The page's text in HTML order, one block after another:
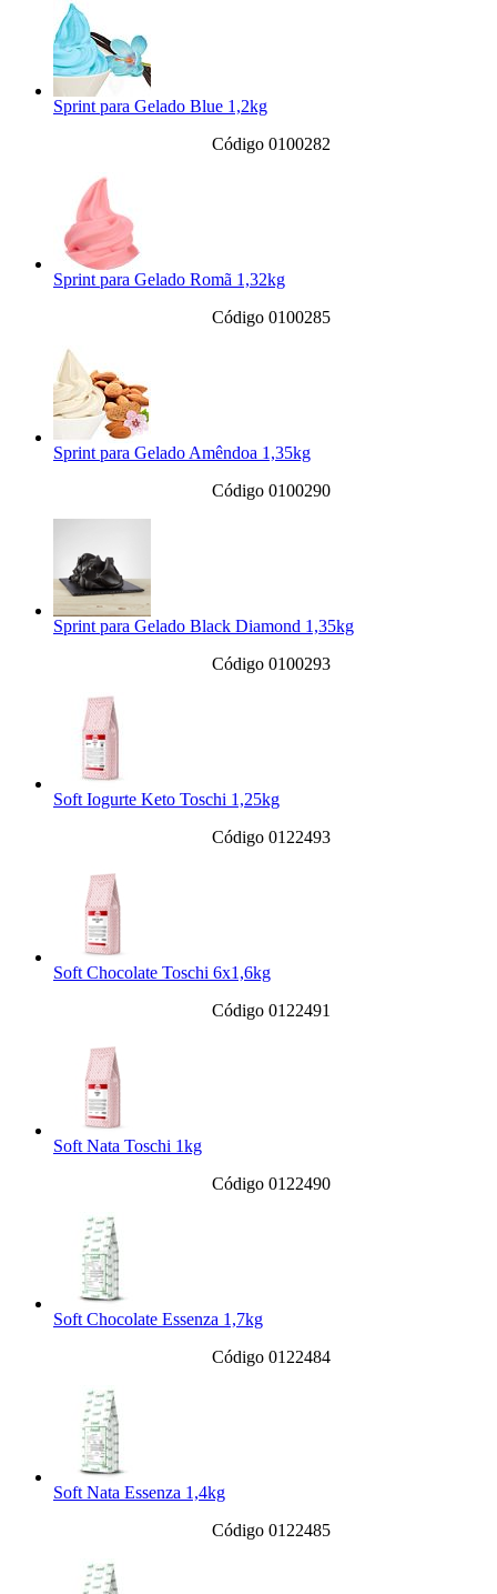
Sprint para Gelado Blue 1,2kg
Código 0100282
Sprint para Gelado Romã 1,32kg
Código 0100285
Sprint para Gelado Amêndoa 1,35kg
Código 0100290
Sprint para Gelado Black Diamond 1,35kg
Código 0100293
Soft Iogurte Keto Toschi 1,25kg
Código 0122493
Soft Chocolate Toschi 6x1,6kg
Código 0122491
Soft Nata Toschi 1kg
Código 0122490
Soft Chocolate Essenza 1,7kg
Código 0122484
Soft Nata Essenza 1,4kg
Código 0122485